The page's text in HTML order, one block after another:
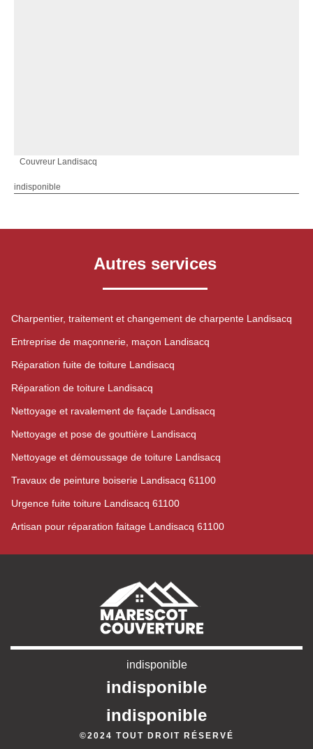
Couvreur Landisacq
indisponible
Autres services
Charpentier, traitement et changement de charpente Landisacq
Entreprise de maçonnerie, maçon Landisacq
Réparation fuite de toiture Landisacq
Réparation de toiture Landisacq
Nettoyage et ravalement de façade Landisacq
Nettoyage et pose de gouttière Landisacq
Nettoyage et démoussage de toiture Landisacq
Travaux de peinture boiserie Landisacq 61100
Urgence fuite toiture Landisacq 61100
Artisan pour réparation faitage Landisacq 61100
indisponible
indisponible
indisponible
©2024 TOUT DROIT RÉSERVÉ